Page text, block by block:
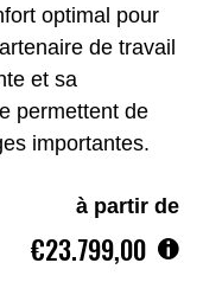
optimal pour
de travail
et sa
permettent de
importantes.
à partir de
€23.799,00